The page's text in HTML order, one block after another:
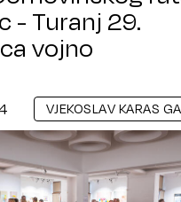
- Turanj 29.
vojno
VJEKOSLAV KARAS